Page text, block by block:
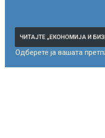
ЧИТАЈТЕ „ЕКОНОМИЈА И
Одберете ја вашата